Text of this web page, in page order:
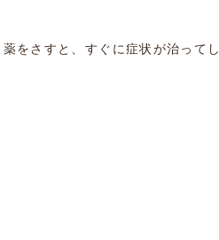
をさすと、すぐに症状が治ってし